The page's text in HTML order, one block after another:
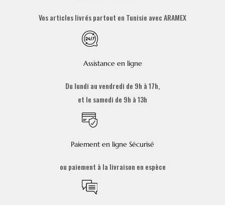
Vos articles livrés partout en Tunisie avec ARAMEX
Assistance en ligne
Du lundi au vendredi de 9h à 17h,
et le samedi de 9h à 13h
Paiement en ligne Sécurisé
ou paiement à la livraison en espèce